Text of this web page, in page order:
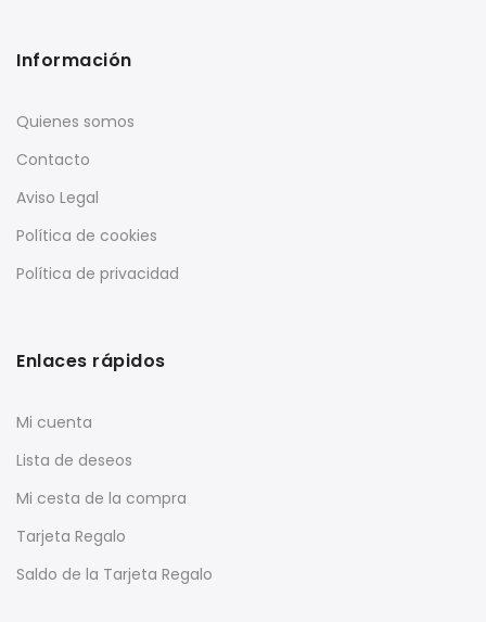
Información
Quienes somos
Contacto
Aviso Legal
Política de cookies
Política de privacidad
Enlaces rápidos
Mi cuenta
Lista de deseos
Mi cesta de la compra
Tarjeta Regalo
Saldo de la Tarjeta Regalo